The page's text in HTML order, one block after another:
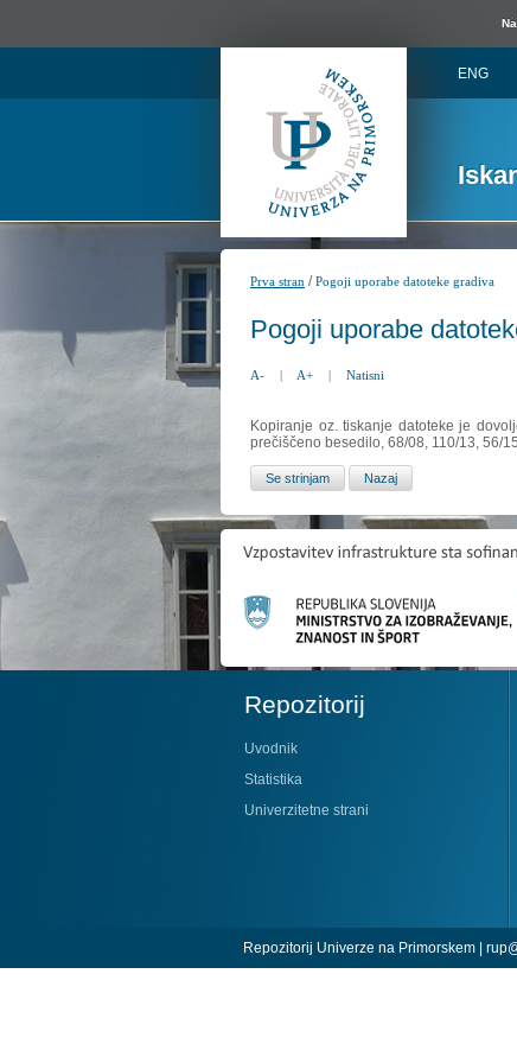
ENG
Prva stran /Pogoji uporabe datoteke gradiva
Pogoji uporabe
A- | A+ | Natisni
Kopiranje oz. tiskanje datoteke je
prečiščeno besedilo, 68/08, 110/13, 56/
Repozitorij
Uvodnik
Statistika
Univerzitetne strani
Repozitorij Univerze na Primorskem |